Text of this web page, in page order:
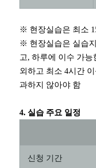
※ 현장실습은 최소
※ 현장실습은 실습
고, 하루에 이수 가능
외하고 최소 4시간
과하지 않아야 함
4. 실습 주요 일정
신청 기간